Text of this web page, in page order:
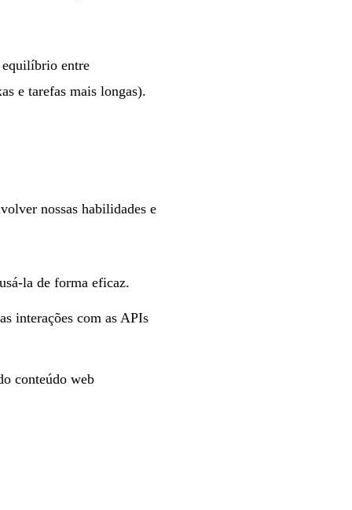
entre
e tarefas mais longas).
nossas habilidades e
la de forma eficaz.
interações com as APIs
conteúdo web